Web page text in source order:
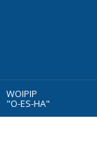
WOIPIP
"O-ES-HA"